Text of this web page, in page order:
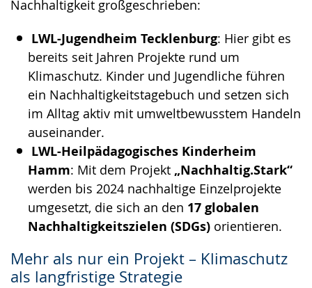
Nachhaltigkeit großgeschrieben:
LWL-Jugendheim Tecklenburg: Hier gibt es
bereits seit Jahren Projekte rund um
Klimaschutz. Kinder und Jugendliche führen
ein Nachhaltigkeitstagebuch und setzen sich
im Alltag aktiv mit umweltbewusstem Handeln
auseinander.
LWL-Heilpädagogisches Kinderheim
Hamm: Mit dem Projekt „Nachhaltig.Stark“
werden bis 2024 nachhaltige Einzelprojekte
umgesetzt, die sich an den 17 globalen
Nachhaltigkeitszielen (SDGs) orientieren.
Mehr als nur ein Projekt – Klimaschutz
als langfristige Strategie